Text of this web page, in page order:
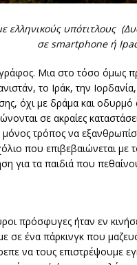
ελληνικούς υπότιτλους
σε smartphone ή
Μια στο τόσο όμως
το Ιράκ, την
όχι με δράμα και οδυρμό
σε ακραίες
τρόπος να
που επιβεβαιώνεται
για τα παιδιά που
πρόσφυγες ήταν εν
σε ένα πάρκινγκ που
να τους επιστρέψουμε